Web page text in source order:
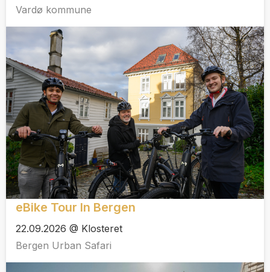
Vardø kommune
eBike Tour In Bergen
22.09.2026 @ Klosteret
Bergen Urban Safari